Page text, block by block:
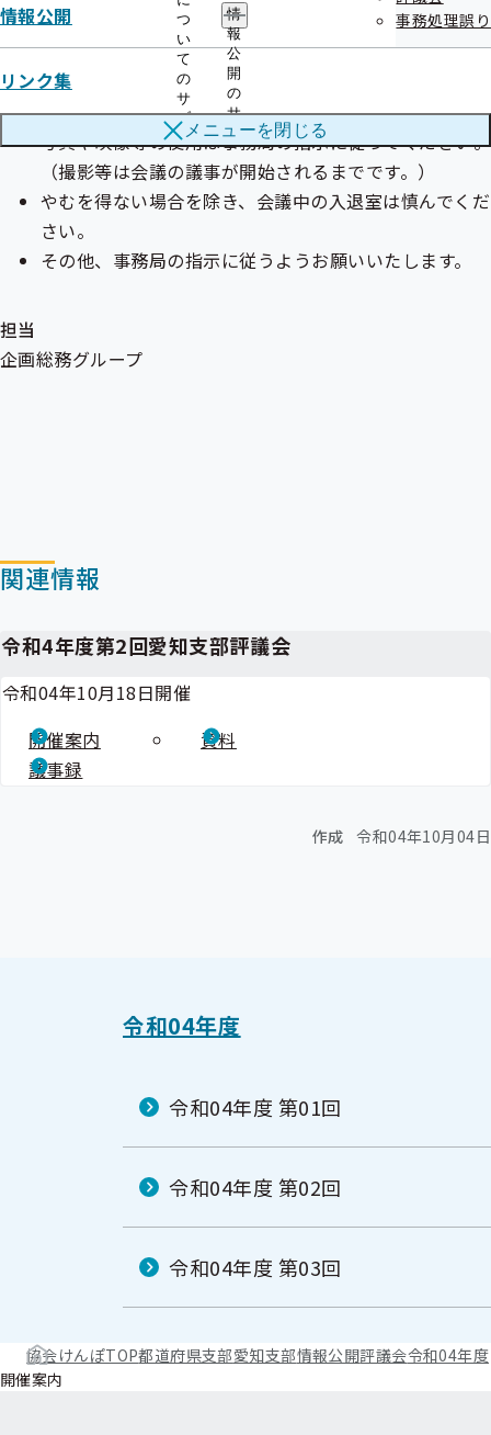
つ
い
て
の
サ
ブ
メ
ュ
ー
情報公開
情
報
公
開
の
サ
ブ
メ
ニ
ュ
ー
事務処理誤り
リンク集
メニューを閉じる
静粛を旨とし、会議の妨害となるような行為は慎んでく
ださい。
会議での言論に対する賛否の表明や拍手は慎んでくださ
い。
写真や映像等の使用は事務局の指示に従ってください。
（撮影等は会議の議事が開始されるまでです。）
やむを得ない場合を除き、会議中の入退室は慎んでくだ
さい。
その他、事務局の指示に従うようお願いいたします。
担当
企画総務グループ
関連情報
令和4年度第2回愛知支部評議会
令和04年10月18日開催
開催案内
資料
議事録
作成 令和04年10月04日
令和04年度
令和04年度 第01回
令和04年度 第02回
令和04年度 第03回
協会けんぽTOP都道府県支部愛知支部情報公開評議会令和04年度
開催案内